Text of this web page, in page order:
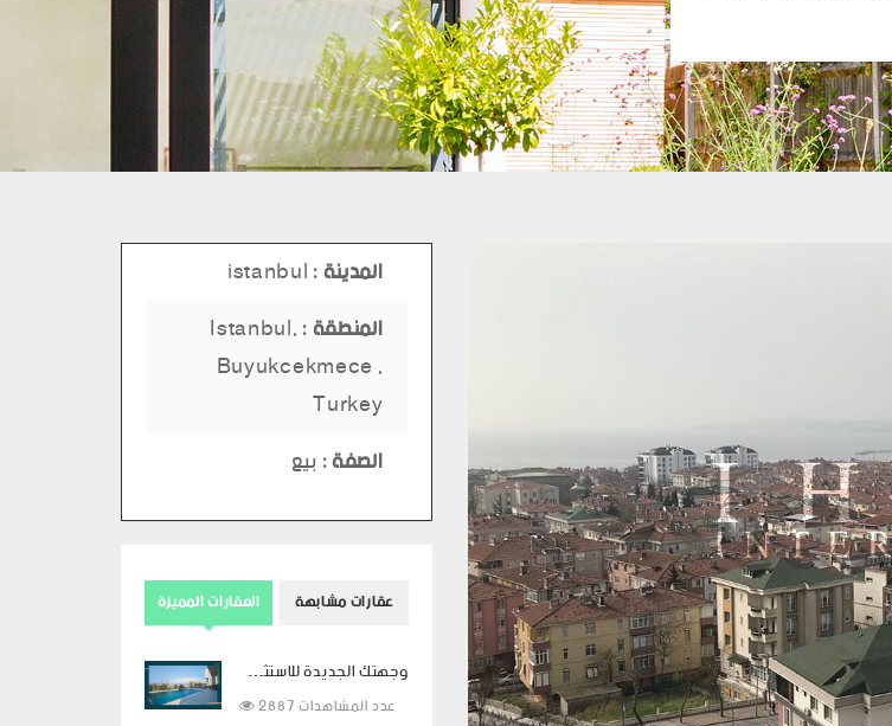
المدينة :
المنطقة :Istanbul,
Buyukcekmece ,
Turkey
الصفة :بيع
العقارات المميزة عقارات مشابهة
وجهتك الجديدة للاستثمار في الفخامة في بودروم
2887 عدد المشاهدات